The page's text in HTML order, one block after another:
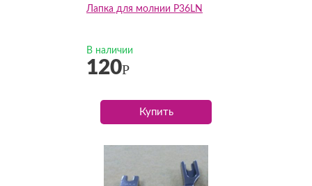
Лапка для молнии P36LN
В наличии
120Р
Купить